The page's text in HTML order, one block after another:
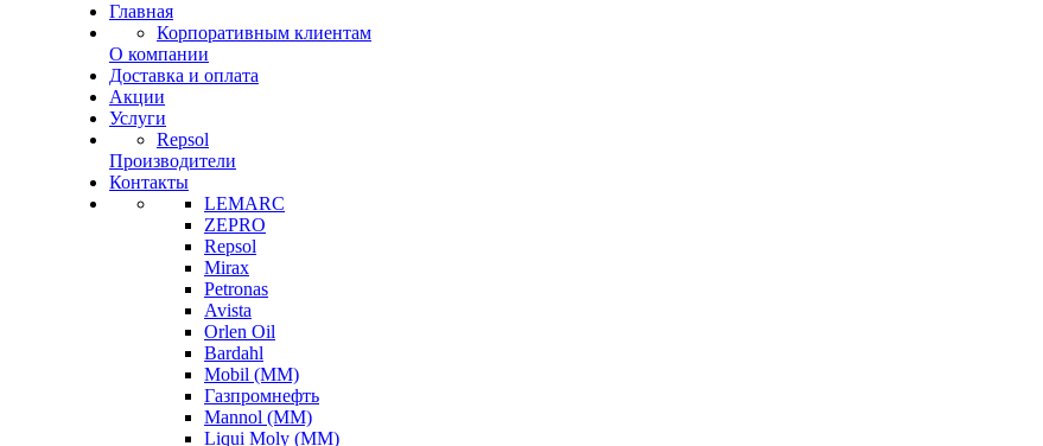
Главная
Корпоративным клиентам
О компании
Доставка и оплата
Акции
Услуги
Repsol
Производители
Контакты
LEMARC
ZEPRO
Repsol
Mirax
Petronas
Avista
Orlen Oil
Bardahl
Mobil (ММ)
Газпромнефть
Mannol (ММ)
Liqui Moly (ММ)